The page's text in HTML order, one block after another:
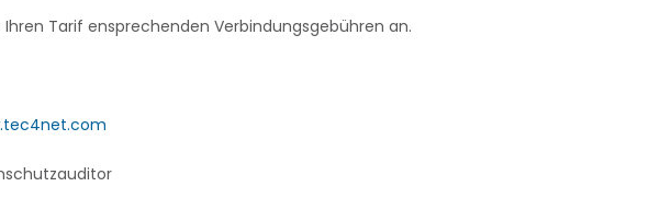
Ihren Tarif ensprechenden Verbindungsgebühren an.